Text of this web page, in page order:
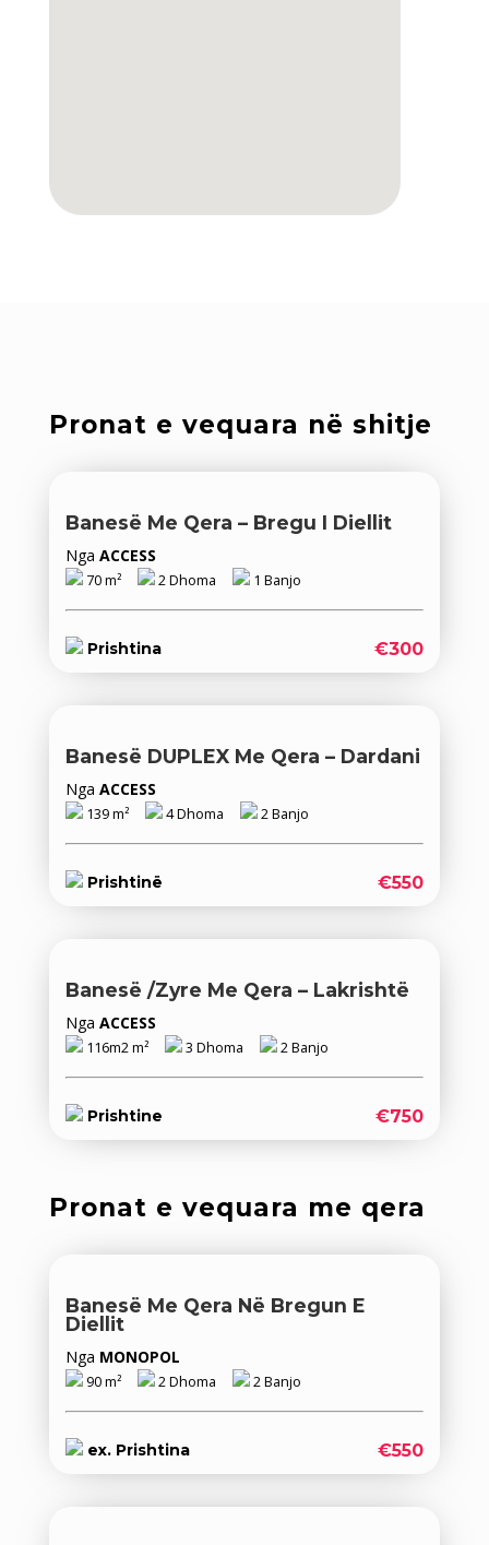
Pronat e vequara në shitje
Banesë Me Qera – Bregu I Diellit
Nga ACCESS
70 m² 2 Dhoma 1 Banjo
Prishtina €300
Banesë DUPLEX Me Qera – Dardani
Nga ACCESS
139 m² 4 Dhoma 2 Banjo
Prishtinë €550
Banesë /Zyre Me Qera – Lakrishtë
Nga ACCESS
116m2 m² 3 Dhoma 2 Banjo
Prishtine €750
Pronat e vequara me qera
Banesë Me Qera Në Bregun E
Diellit
Nga MONOPOL
90 m² 2 Dhoma 2 Banjo
ex. Prishtina €550